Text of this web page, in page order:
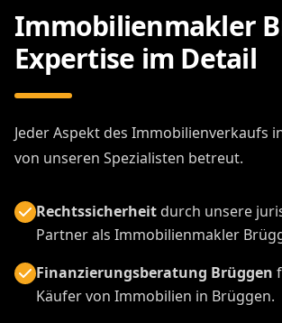
Immobilienmakler
Expertise im Detail
Jeder Aspekt des Immobilienverkaufs
von unseren Spezialisten betreut.
Rechtssicherheitdurch unsere
Partner als Immobilienmakler
Finanzierungsberatung Brüggen
Käufer von Immobilien in Brüggen.